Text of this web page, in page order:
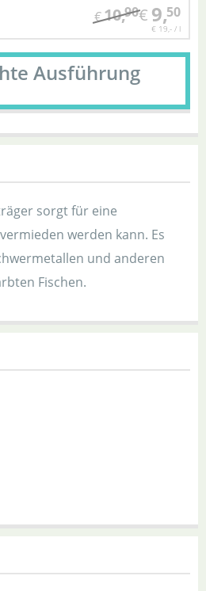
€10,90€ 9,50
€ 19,- / l
Ausführung
sorgt für eine
werden kann. Es
und anderen
Fischen.